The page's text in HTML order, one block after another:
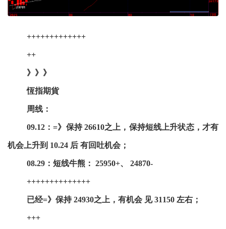
+++++++++++++
++
》》》
恆指期貨
周线：
09.12：=》保持 26610之上，保持短线上升状态，才有
机会上升到 10.24 后 有回吐机会；
08.29：短线牛熊： 25950+、 24870-
++++++++++++++
已经=》保持 24930之上，有机会 见 31150 左右；
+++